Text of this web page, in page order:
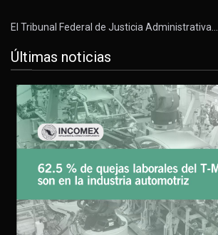
El Tribunal Federal de Justicia Administrativa…
Últimas noticias